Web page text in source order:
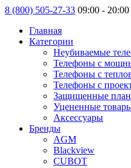
8 (800) 505-27-33 09:00 -
Главная
Категории
Неубиваемые
Телефоны с
Телефоны с
Телефоны с
Защищенные
Уцененные
Аксессуары
Бренды
AGM
Blackview
CUBOT